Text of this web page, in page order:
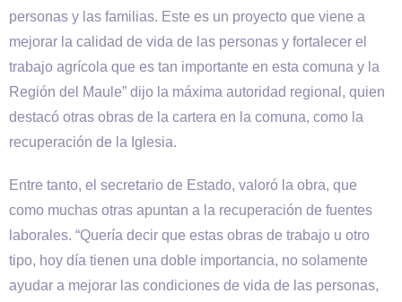
personas y las familias. Este es un proyecto que viene a
mejorar la calidad de vida de las personas y fortalecer el
trabajo agrícola que es tan importante en esta comuna y la
Región del Maule” dijo la máxima autoridad regional, quien
destacó otras obras de la cartera en la comuna, como la
recuperación de la Iglesia.
Entre tanto, el secretario de Estado, valoró la obra, que
como muchas otras apuntan a la recuperación de fuentes
laborales. “Quería decir que estas obras de trabajo u otro
tipo, hoy día tienen una doble importancia, no solamente
ayudar a mejorar las condiciones de vida de las personas,